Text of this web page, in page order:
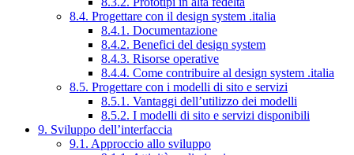
8.4. Progettare con il design system .italia
8.4.1. Documentazione
8.4.2. Benefici del design system
8.4.3. Risorse operative
8.4.4. Come contribuire al design system .italia
8.5. Progettare con i modelli di sito e servizi
8.5.1. Vantaggi dell’utilizzo dei modelli
8.5.2. I modelli di sito e servizi disponibili
9. Sviluppo dell’interfaccia
9.1. Approccio allo sviluppo